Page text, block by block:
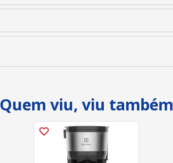
Quem viu, viu também